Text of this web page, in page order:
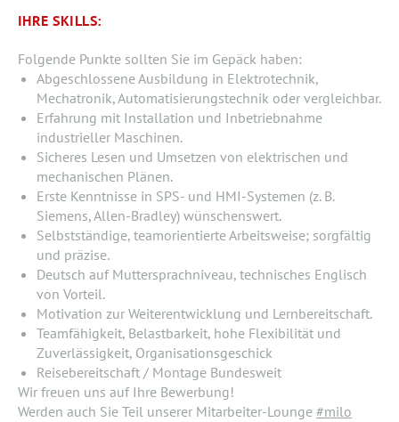
IHRE SKILLS:
Folgende Punkte sollten Sie im Gepäck haben:
Abgeschlossene Ausbildung in Elektrotechnik,
Mechatronik, Automatisierungstechnik oder vergleichbar.
Erfahrung mit Installation und Inbetriebnahme
industrieller Maschinen.
Sicheres Lesen und Umsetzen von elektrischen und
mechanischen Plänen.
Erste Kenntnisse in SPS- und HMI-Systemen (z. B.
Siemens, Allen-Bradley) wünschenswert.
Selbstständige, teamorientierte Arbeitsweise; sorgfältig
und präzise.
Deutsch auf Muttersprachniveau, technisches Englisch
von Vorteil.
Motivation zur Weiterentwicklung und Lernbereitschaft.
Teamfähigkeit, Belastbarkeit, hohe Flexibilität und
Zuverlässigkeit, Organisationsgeschick
Reisebereitschaft / Montage Bundesweit
Wir freuen uns auf Ihre Bewerbung!
Werden auch Sie Teil unserer Mitarbeiter-Lounge #milo